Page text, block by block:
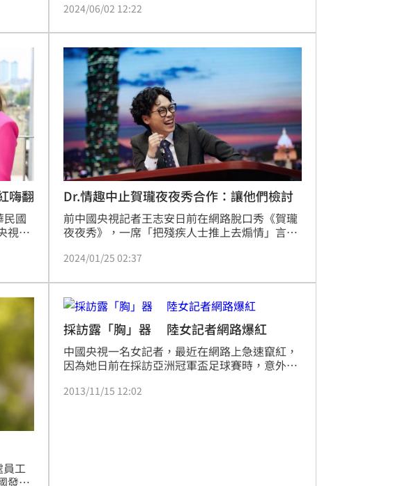
要
間斷
日）一早透過臉書發文表態「我中華民國」，短
議，卻沒想到如今天心已經把文章刪除。
2024/06/02 12:22
嗨翻
民國
視新
，
，眾
台灣
Dr.情趣中止賀瓏夜夜秀合作：讓他們檢討
前中國央視記者王志安日前在網路脫口秀《賀瓏
夜夜秀》，一席「把殘疾人士推上去煽情」言論
其背後的薩泰爾娛樂公司；繼贊助商yoxi與
情趣也發出聲明宣布，將中止與《賀瓏夜夜秀》
的合作，希望藉此方式讓該團隊能正視問題、深
刻檢討。
2024/01/25 02:37
員工
發現
採訪露「胸」器 陸女記者網路爆紅
中國央視一名女記者，最近在網路上急速竄紅，
因為她日前在採訪亞洲冠軍盃足球賽時，意外被
些照片也讓她飽受批評，網友酸，根本是想藉機
2013/11/15 12:02